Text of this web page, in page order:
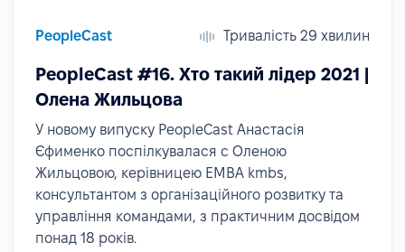
PeopleCast Тривалість 29 хвилин
PeopleCast #16. Хто такий лідер 2021 |
Олена Жильцова
У новому випуску PeopleCast Анастасія
Єфименко поспілкувалася c Оленою
Жильцовою, керівницею EMBA kmbs,
консультантом з організаційного розвитку та
управління командами, з практичним досвідом
понад 18 років.